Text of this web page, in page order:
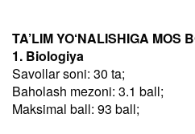
TA’LIM YO‘NALISHIGA MOS
1. Biologiya
Savollar soni: 30 ta;
Baholash mezoni: 3.1 ball;
Maksimal ball: 93 ball;